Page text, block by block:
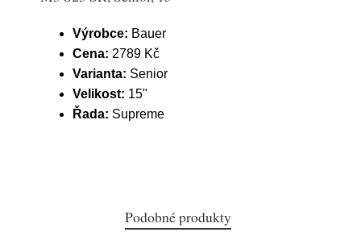
Výrobce: Bauer
Cena: 2789 Kč
Varianta: Senior
Velikost: 15"
Řada: Supreme
Podobné produkty